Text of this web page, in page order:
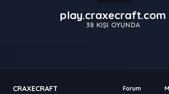
play.craxecraft.com
38 KIŞI OYUNDA
CRAXECRAFT Forum